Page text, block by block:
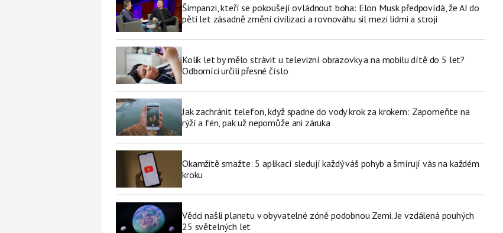
Šimpanzi, kteří se pokoušejí ovládnout boha: Elon Musk předpovídá, že AI do
pěti let zásadně změní civilizaci a rovnováhu sil mezi lidmi a stroji
Kolik let by mělo strávit u televizní obrazovky a na mobilu dítě do 5 let?
Odborníci určili přesné číslo
Jak zachránit telefon, když spadne do vody krok za krokem: Zapomeňte na
rýží a fén, pak už nepomůže ani záruka
Okamžitě smažte: 5 aplikací sledují každý váš pohyb a šmírují vás na každém
kroku
Vědci našli planetu v obyvatelné zóně podobnou Zemi. Je vzdálená pouhých
25 světelných let